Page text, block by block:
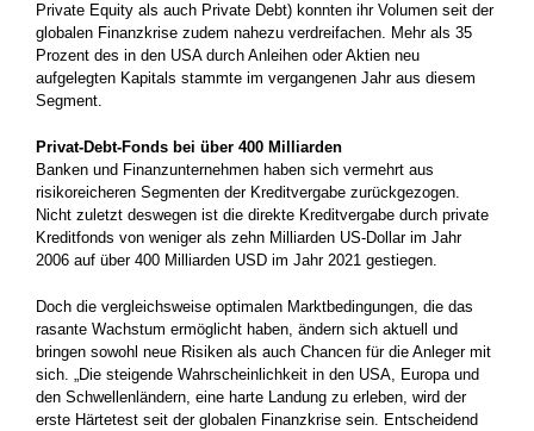
Private Equity als auch Private Debt) konnten ihr Volumen seit der
globalen Finanzkrise zudem nahezu verdreifachen. Mehr als 35
Prozent des in den USA durch Anleihen oder Aktien neu
aufgelegten Kapitals stammte im vergangenen Jahr aus diesem
Segment.
Privat-Debt-Fonds bei über 400 Milliarden
Banken und Finanzunternehmen haben sich vermehrt aus
risikoreicheren Segmenten der Kreditvergabe zurückgezogen.
Nicht zuletzt deswegen ist die direkte Kreditvergabe durch private
Kreditfonds von weniger als zehn Milliarden US-Dollar im Jahr
2006 auf über 400 Milliarden USD im Jahr 2021 gestiegen.
Doch die vergleichsweise optimalen Marktbedingungen, die das
rasante Wachstum ermöglicht haben, ändern sich aktuell und
bringen sowohl neue Risiken als auch Chancen für die Anleger mit
sich. „Die steigende Wahrscheinlichkeit in den USA, Europa und
den Schwellenländern, eine harte Landung zu erleben, wird der
erste Härtetest seit der globalen Finanzkrise sein. Entscheidend